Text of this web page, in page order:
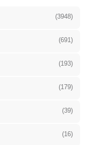
(3948)
(691)
(193)
(179)
(39)
(16)